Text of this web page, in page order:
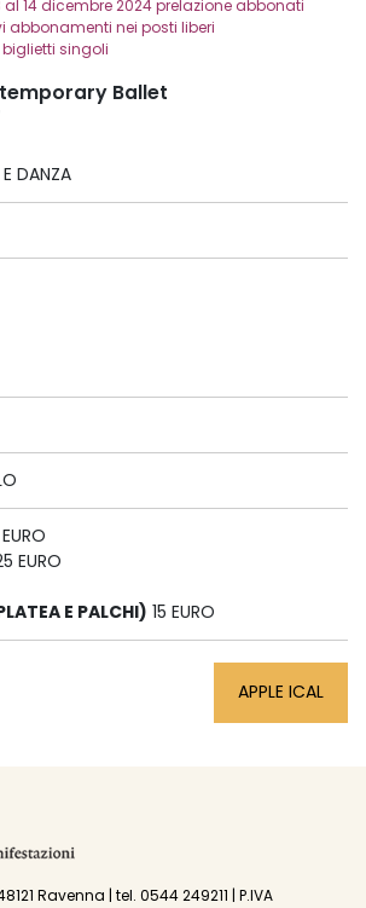
al 14 dicembre 2024 prelazione abbonati
abbonamenti nei posti liberi
biglietti singoli
Ballet
DANZA
EURO
E PALCHI) 15 EURO
APPLE ICAL
Ravenna | tel. 0544 249211 | P.IVA